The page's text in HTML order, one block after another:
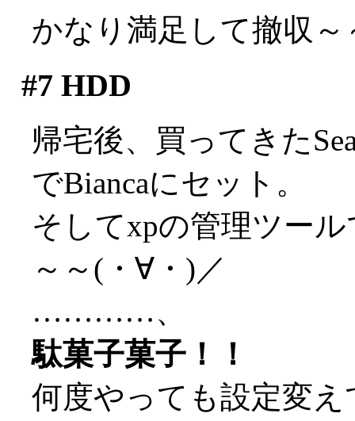
かなり満足して撤収～
#7 HDD
帰宅後、買ってきた
でBiancaにセット。
そしてxpの管理ツー
～～(・∀・)／
…………、
駄菓子菓子！！
何度やっても設定変